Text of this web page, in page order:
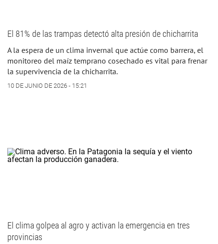
El 81% de las trampas detectó alta presión de chicharrita
A la espera de un clima invernal que actúe como barrera, el
monitoreo del maíz temprano cosechado es vital para frenar
la supervivencia de la chicharrita.
10 DE JUNIO DE 2026 - 15:21
El clima golpea al agro y activan la emergencia en tres
provincias